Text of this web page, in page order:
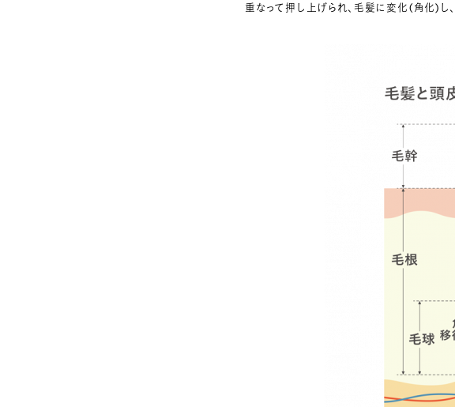
重なって押し上げられ、毛髪に変化(角化)し